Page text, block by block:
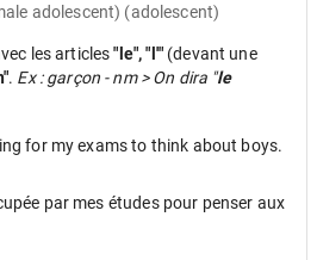
adolescent) (adolescent)
les articles"le", "l'" (devant une
. Ex : garçon - nm > On dira "le
for my exams to think about boys.
par mes études pour penser aux